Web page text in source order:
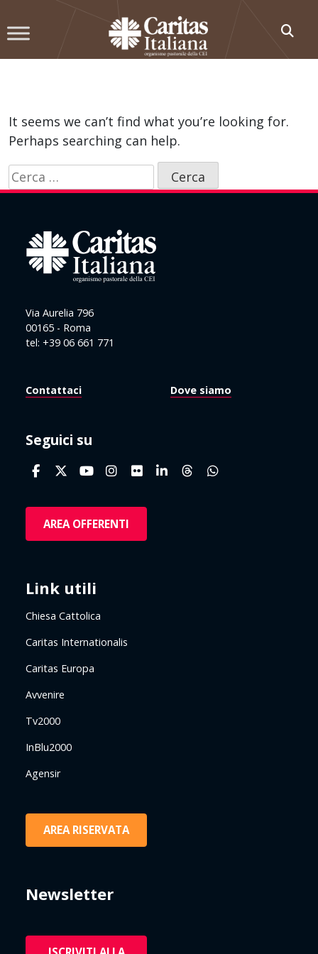
to
It seems we can’t find what you’re looking for.
Perhaps searching can help.
Ricerca
per:
Via Aurelia 796
00165 - Roma
tel: +39 06 661 771
Contattaci Dove siamo
Seguici su
AREA OFFERENTI
Link utili
Chiesa Cattolica
Caritas Internationalis
Caritas Europa
Avvenire
Tv2000
InBlu2000
Agensir
AREA RISERVATA
Newsletter